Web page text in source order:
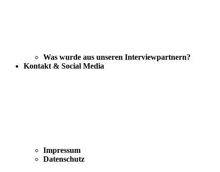
Was wurde aus unseren Interviewpartnern?
Kontakt & Social Media
Impressum
Datenschutz